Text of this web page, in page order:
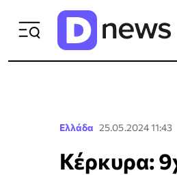
Ελλάδα 25.05.2024 11:43
Κέρκυρα: